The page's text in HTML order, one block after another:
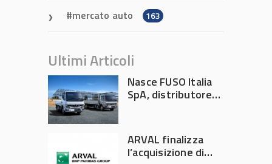
mercato auto 163
Ultimi Articoli
Nasce FUSO Italia
SpA, distributore
ARVAL finalizza
l’acquisizione di